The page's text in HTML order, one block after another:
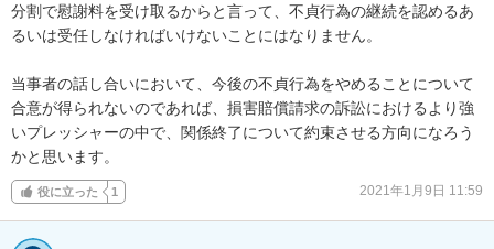
分割で慰謝料を受け取るからと言って、不貞行為の継続を認めるあ
るいは受任しなければいけないことにはなりません。
当事者の話し合いにおいて、今後の不貞行為をやめることについて
合意が得られないのであれば、損害賠償請求の訴訟におけるより強
いプレッシャーの中で、関係終了について約束させる方向になろう
かと思います。
役に立った 1 2021年1月9日 11:59